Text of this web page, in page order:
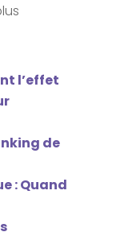
l’effet
de
: Quand